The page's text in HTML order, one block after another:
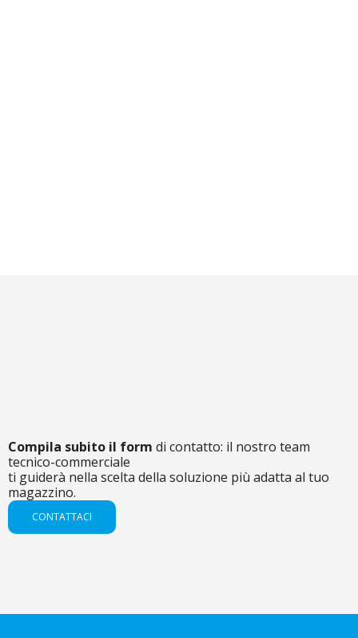
Compila subito il form di contatto: il nostro team
tecnico-commerciale
ti guiderà nella scelta della soluzione più adatta al tuo
magazzino.
CONTATTACI